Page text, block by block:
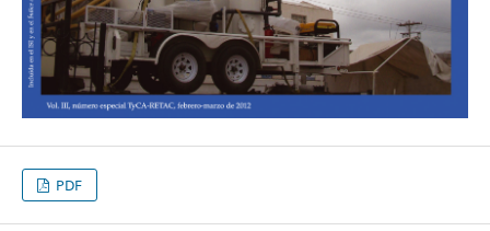
PDF